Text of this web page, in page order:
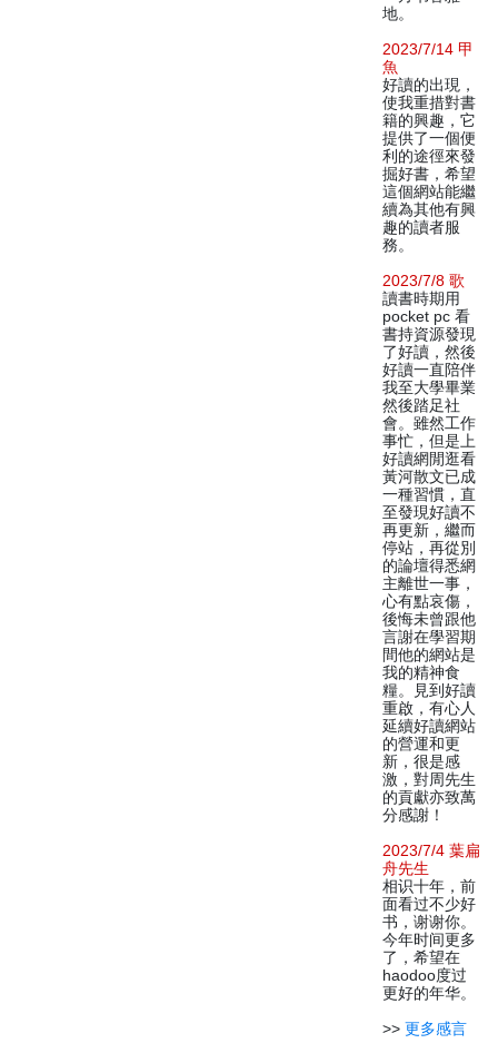
地。
2023/7/14 甲
魚
好讀的出現，
使我重措對書
籍的興趣，它
提供了一個便
利的途徑來發
掘好書，希望
這個網站能繼
續為其他有興
趣的讀者服
務。
2023/7/8 歌
讀書時期用
pocket pc 看
書持資源發現
了好讀，然後
好讀一直陪伴
我至大學畢業
然後踏足社
會。雖然工作
事忙，但是上
好讀網閒逛看
黃河散文已成
一種習慣，直
至發現好讀不
再更新，繼而
停站，再從別
的論壇得悉網
主離世一事，
心有點哀傷，
後悔未曾跟他
言謝在學習期
間他的網站是
我的精神食
糧。見到好讀
重啟，有心人
延續好讀網站
的營運和更
新，很是感
激，對周先生
的貢獻亦致萬
分感謝！
2023/7/4 葉扁
舟先生
相识十年，前
面看过不少好
书，谢谢你。
今年时间更多
了，希望在
haodoo度过
更好的年华。
>> 更多感言